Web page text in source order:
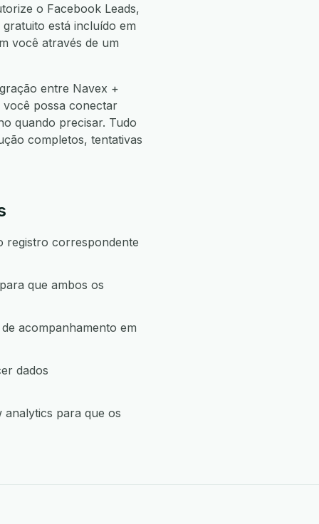
o Facebook Leads,
está incluído em
você através de um
entre Navex +
você possa conectar
quando precisar. Tudo
completos, tentativas
registro correspondente
que ambos os
acompanhamento em
dados
para que os